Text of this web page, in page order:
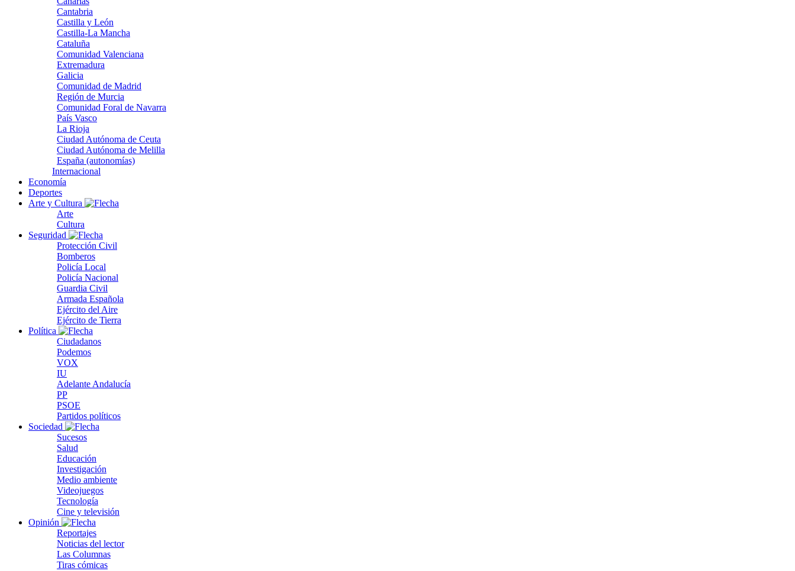
Cantabria
Castilla y León
Castilla-La Mancha
Cataluña
Comunidad Valenciana
Extremadura
Galicia
Comunidad de Madrid
Región de Murcia
Comunidad Foral de Navarra
País Vasco
La Rioja
Ciudad Autónoma de Ceuta
Ciudad Autónoma de Melilla
España (autonomías)
Internacional
Economía
Deportes
Arte y Cultura
Arte
Cultura
Seguridad
Protección Civil
Bomberos
Policía Local
Policía Nacional
Guardia Civil
Armada Española
Ejército del Aire
Ejército de Tierra
Política
Ciudadanos
Podemos
VOX
IU
Adelante Andalucía
PP
PSOE
Partidos políticos
Sociedad
Sucesos
Salud
Educación
Investigación
Medio ambiente
Videojuegos
Tecnología
Cine y televisión
Opinión
Reportajes
Noticias del lector
Las Columnas
Tiras cómicas